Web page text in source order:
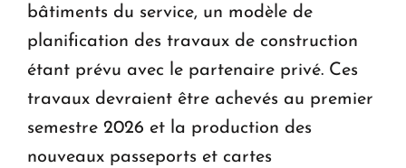
bâtiments du service, un modèle de
planification des travaux de construction
étant prévu avec le partenaire privé. Ces
travaux devraient être achevés au premier
semestre 2026 et la production des
nouveaux passeports et cartes